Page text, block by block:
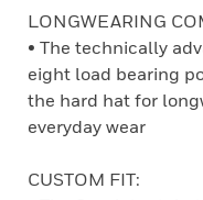
LONGWEARING
• The technically
eight load bearing
the hard hat for
everyday wear
CUSTOM FIT: